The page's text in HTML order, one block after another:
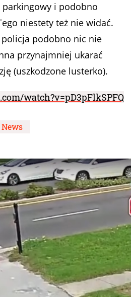
i podobno
niestety też nie widać.
podobno nic nie
przynajmniej ukarać
(uszkodzone lusterko).
watch?v=pD3pFlkSPFQ
News